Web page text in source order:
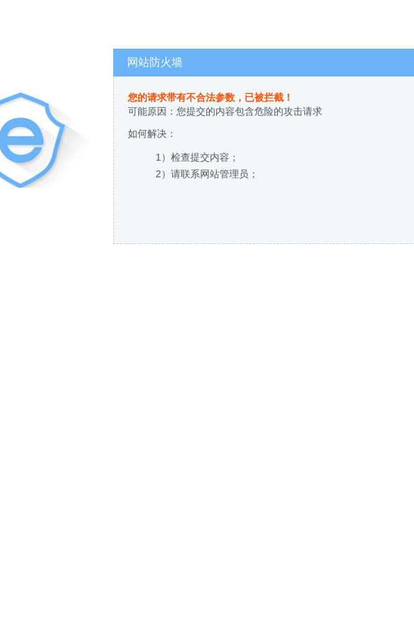
网站防火墙
您的请求带有不合法参数，已被拦截！
可能原因：您提交的内容包含危险的攻击请求
如何解决：
1）检查提交内容；
2）请联系网站管理员；